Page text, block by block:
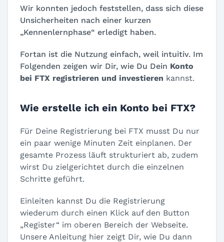
Wir konnten jedoch feststellen, dass sich diese
Unsicherheiten nach einer kurzen
„Kennenlernphase“ erledigt haben.
Fortan ist die Nutzung einfach, weil intuitiv. Im
Folgenden zeigen wir Dir, wie Du Dein Konto
bei FTX registrieren und investieren kannst.
Wie erstelle ich ein Konto bei FTX?
Für Deine Registrierung bei FTX musst Du nur
ein paar wenige Minuten Zeit einplanen. Der
gesamte Prozess läuft strukturiert ab, zudem
wirst Du zielgerichtet durch die einzelnen
Schritte geführt.
Einleiten kannst Du die Registrierung
wiederum durch einen Klick auf den Button
„Register“ im oberen Bereich der Webseite.
Unsere Anleitung hier zeigt Dir, wie Du dann